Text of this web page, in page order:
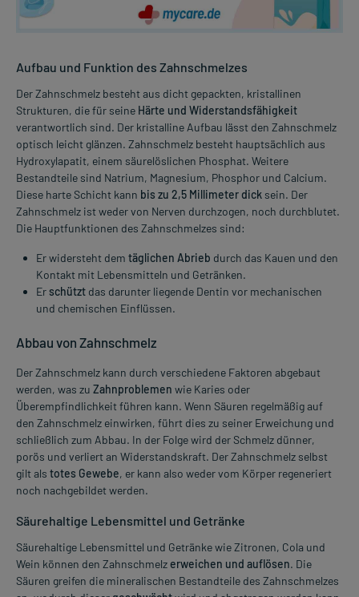
Aufbau und Funktion des Zahnschmelzes
Der Zahnschmelz besteht aus dicht gepackten, kristallinen
Strukturen, die für seine Härte und Widerstandsfähigkeit
verantwortlich sind. Der kristalline Aufbau lässt den Zahnschmelz
optisch leicht glänzen. Zahnschmelz besteht hauptsächlich aus
Hydroxylapatit, einem säurelöslichen Phosphat. Weitere
Bestandteile sind Natrium, Magnesium, Phosphor und Calcium.
Diese harte Schicht kann bis zu 2,5 Millimeter dick sein. Der
Zahnschmelz ist weder von Nerven durchzogen, noch durchblutet.
Die Hauptfunktionen des Zahnschmelzes sind:
Er widersteht dem täglichen Abrieb durch das Kauen und den
Kontakt mit Lebensmitteln und Getränken.
Erschützt das darunter liegende Dentin vor mechanischen
und chemischen Einflüssen.
Abbau von Zahnschmelz
Der Zahnschmelz kann durch verschiedene Faktoren abgebaut
werden, was zu Zahnproblemen wie Karies oder
Überempfindlichkeit führen kann. Wenn Säuren regelmäßig auf
den Zahnschmelz einwirken, führt dies zu seiner Erweichung und
schließlich zum Abbau. In der Folge wird der Schmelz dünner,
porös und verliert an Widerstandskraft. Der Zahnschmelz selbst
gilt als totes Gewebe, er kann also weder vom Körper regeneriert
noch nachgebildet werden.
Säurehaltige Lebensmittel und Getränke
Säurehaltige Lebensmittel und Getränke wie Zitronen, Cola und
Wein können den Zahnschmelzerweichen und auflösen. Die
Säuren greifen die mineralischen Bestandteile des Zahnschmelzes